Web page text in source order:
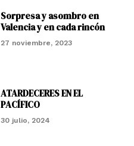
Sorpresa y asombro en
Valencia y en cada rincón
27 noviembre, 2023
ATARDECERES EN EL
PACÍFICO
30 julio, 2024